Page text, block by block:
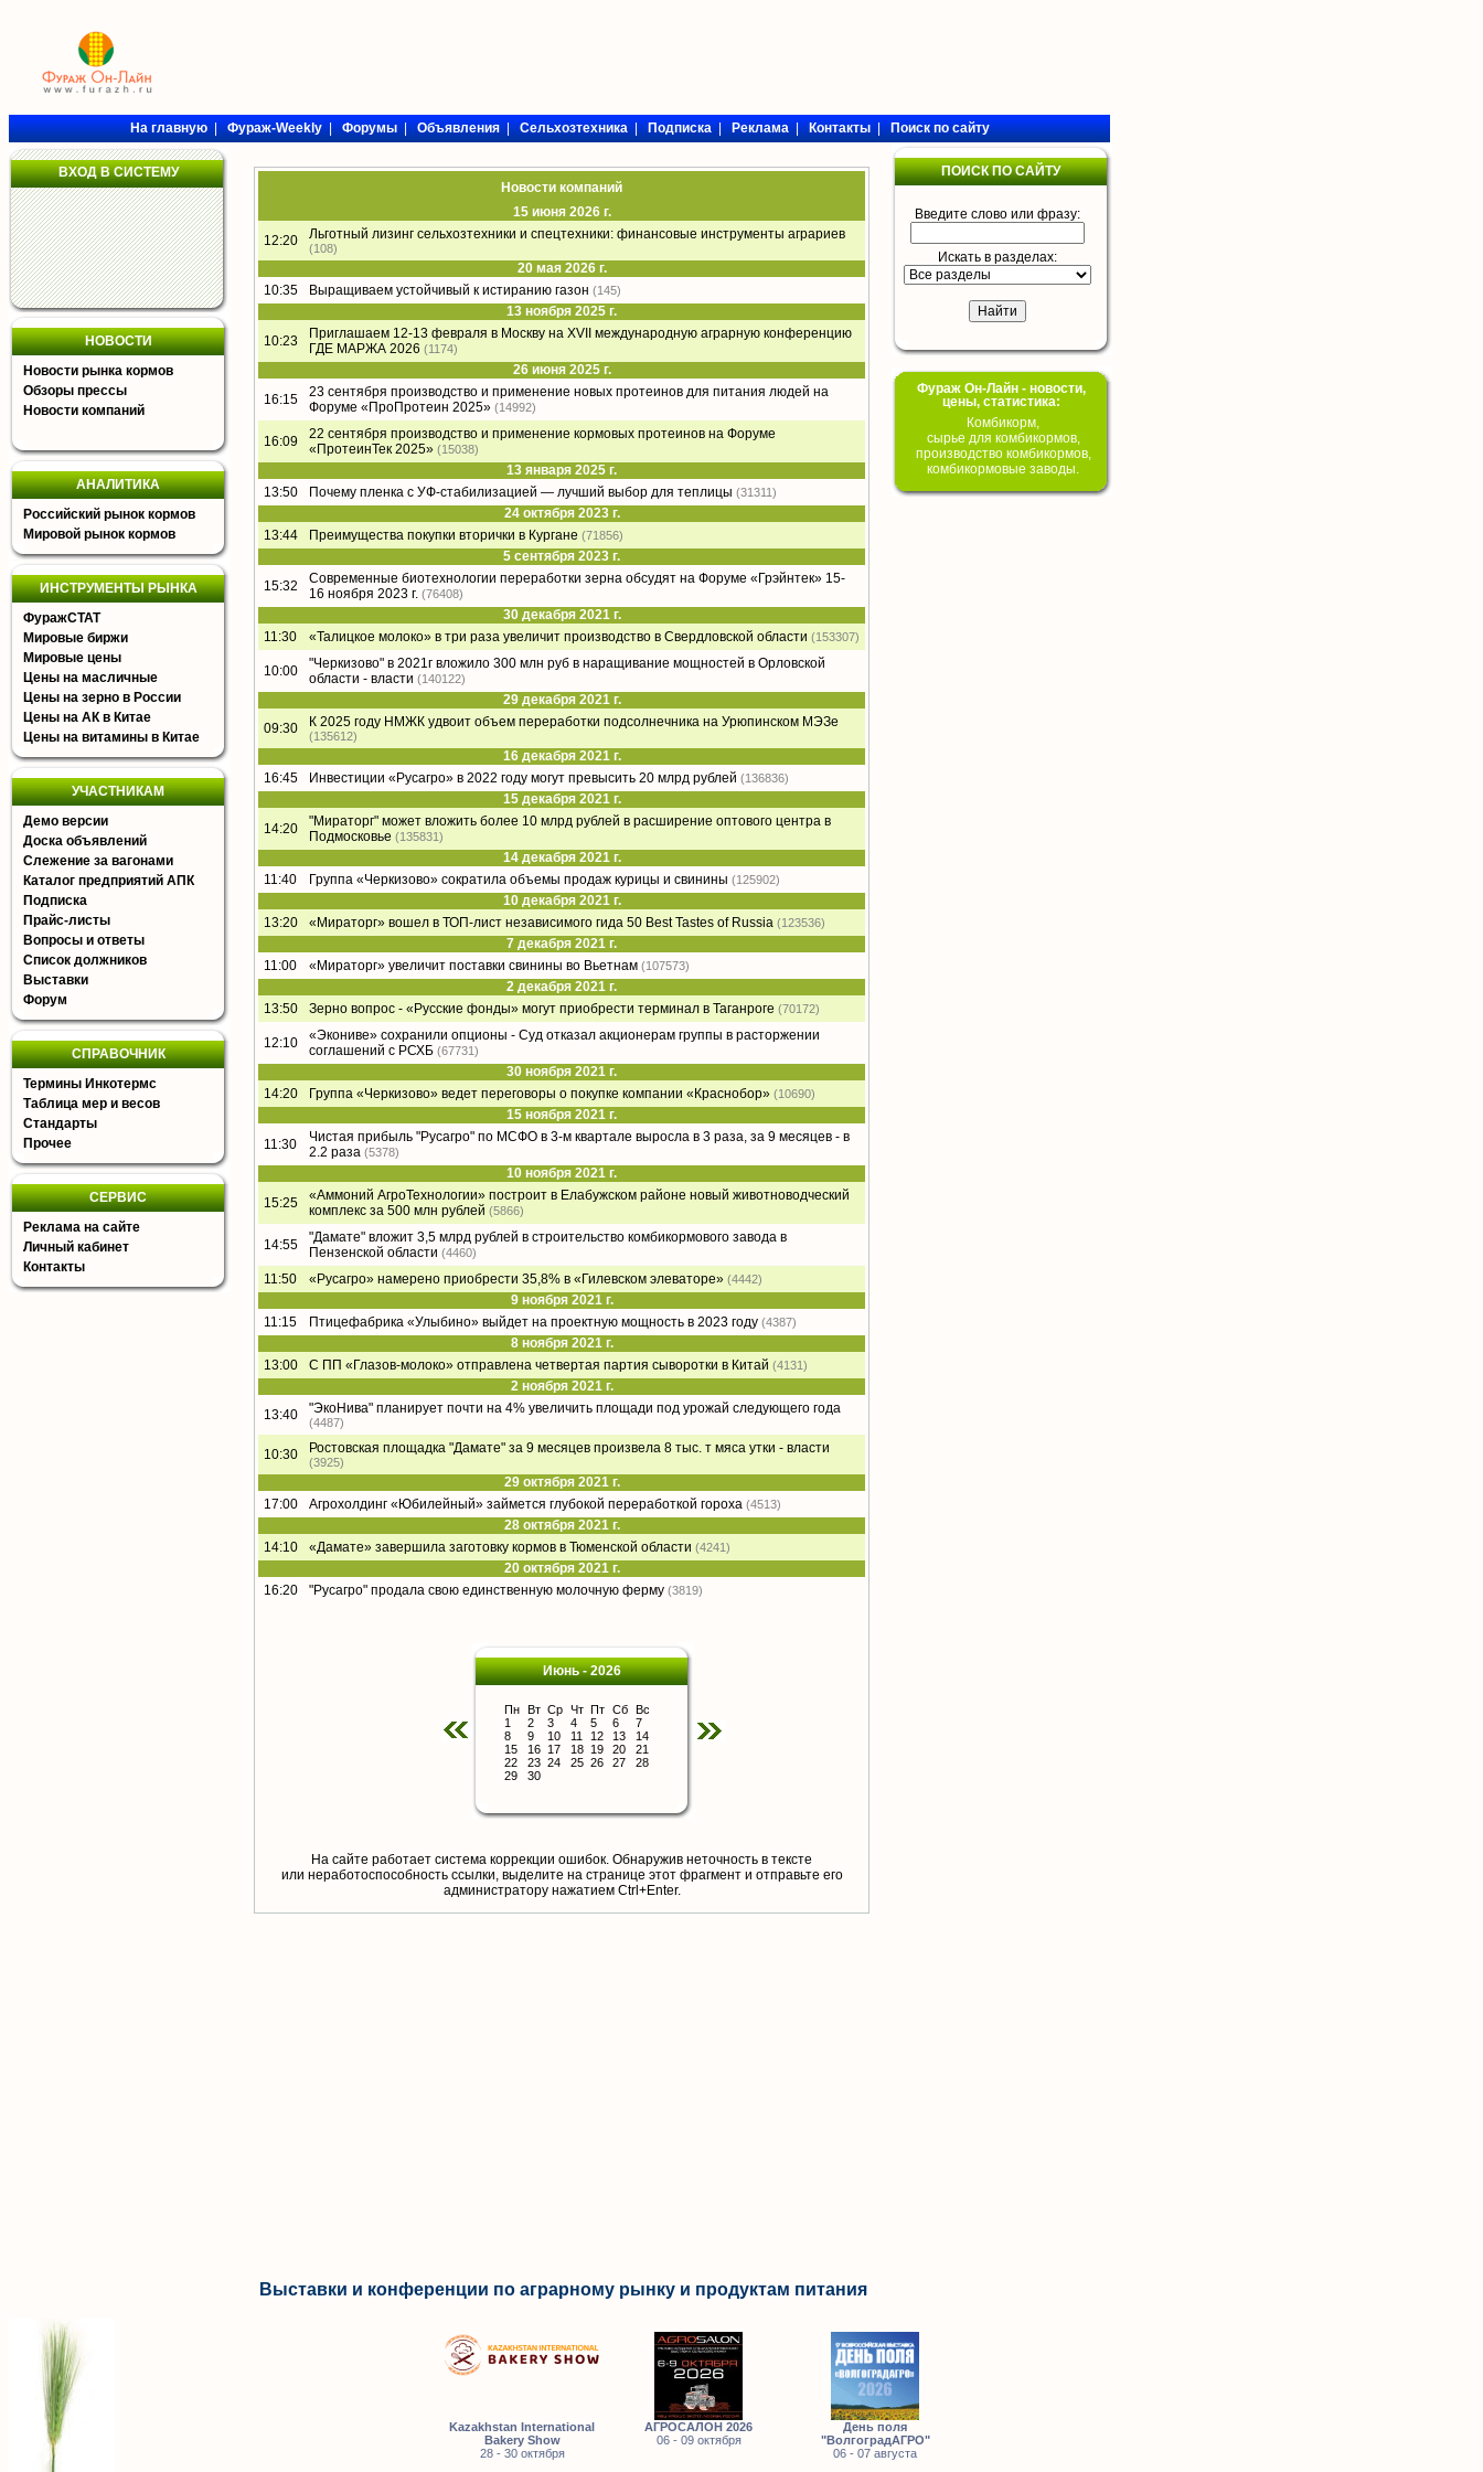
На главную|Фураж-Weekly|Форумы|Объявления|Сельхозтехника|Подписка|Реклама|Контакты|Поиск по сайту
ВХОД В СИСТЕМУ
НОВОСТИ
Новости рынка кормов
Обзоры прессы
Новости компаний
АНАЛИТИКА
Российский рынок кормов
Мировой рынок кормов
ИНСТРУМЕНТЫ РЫНКА
ФуражСТАТ
Мировые биржи
Мировые цены
Цены на масличные
Цены на зерно в России
Цены на АК в Китае
Цены на витамины в Китае
УЧАСТНИКАМ
Демо версии
Доска объявлений
Слежение за вагонами
Каталог предприятий АПК
Подписка
Прайс-листы
Вопросы и ответы
Список должников
Выставки
Форум
СПРАВОЧНИК
Термины Инкотермс
Таблица мер и весов
Стандарты
Прочее
СЕРВИС
Реклама на сайте
Личный кабинет
Контакты
Новости компаний
15 июня 2026 г.
12:20
Льготный лизинг сельхозтехники и спецтехники: финансовые инструменты аграриев
(108)
20 мая 2026 г.
10:35
Выращиваем устойчивый к истиранию газон (145)
13 ноября 2025 г.
10:23
Приглашаем 12-13 февраля в Москву на XVII международную аграрную конференцию
ГДЕ МАРЖА 2026 (1174)
26 июня 2025 г.
16:15
23 сентября производство и применение новых протеинов для питания людей на
Форуме «ПроПротеин 2025» (14992)
16:09
22 сентября производство и применение кормовых протеинов на Форуме
«ПротеинТек 2025» (15038)
13 января 2025 г.
13:50
Почему пленка с УФ-стабилизацией — лучший выбор для теплицы (31311)
24 октября 2023 г.
13:44
Преимущества покупки вторички в Кургане (71856)
5 сентября 2023 г.
15:32
Современные биотехнологии переработки зерна обсудят на Форуме «Грэйнтек» 15-
16 ноября 2023 г. (76408)
30 декабря 2021 г.
11:30
«Талицкое молоко» в три раза увеличит производство в Свердловской области (153307)
10:00
"Черкизово" в 2021г вложило 300 млн руб в наращивание мощностей в Орловской
области - власти (140122)
29 декабря 2021 г.
09:30
К 2025 году НМЖК удвоит объем переработки подсолнечника на Урюпинском МЭЗе
(135612)
16 декабря 2021 г.
16:45
Инвестиции «Русагро» в 2022 году могут превысить 20 млрд рублей (136836)
15 декабря 2021 г.
14:20
"Мираторг" может вложить более 10 млрд рублей в расширение оптового центра в
Подмосковье (135831)
14 декабря 2021 г.
11:40
Группа «Черкизово» сократила объемы продаж курицы и свинины (125902)
10 декабря 2021 г.
13:20
«Мираторг» вошел в ТОП-лист независимого гида 50 Best Tastes of Russia (123536)
7 декабря 2021 г.
11:00
«Мираторг» увеличит поставки свинины во Вьетнам (107573)
2 декабря 2021 г.
13:50
Зерно вопрос - «Русские фонды» могут приобрести терминал в Таганроге (70172)
12:10
«Экониве» сохранили опционы - Суд отказал акционерам группы в расторжении
соглашений с РСХБ (67731)
30 ноября 2021 г.
14:20
Группа «Черкизово» ведет переговоры о покупке компании «Краснобор» (10690)
15 ноября 2021 г.
11:30
Чистая прибыль "Русагро" по МСФО в 3-м квартале выросла в 3 раза, за 9 месяцев - в
2.2 раза (5378)
10 ноября 2021 г.
15:25
«Аммоний АгроТехнологии» построит в Елабужском районе новый животноводческий
комплекс за 500 млн рублей (5866)
14:55
"Дамате" вложит 3,5 млрд рублей в строительство комбикормового завода в
Пензенской области (4460)
11:50 «Русагро» намерено приобрести 35,8% в «Гилевском элеваторе» (4442)
9 ноября 2021 г.
11:15
Птицефабрика «Улыбино» выйдет на проектную мощность в 2023 году (4387)
8 ноября 2021 г.
13:00
С ПП «Глазов-молоко» отправлена четвертая партия сыворотки в Китай (4131)
2 ноября 2021 г.
13:40
"ЭкоНива" планирует почти на 4% увеличить площади под урожай следующего года
(4487)
10:30 Ростовская площадка "Дамате" за 9 месяцев произвела 8 тыс. т мяса утки - власти
(3925)
29 октября 2021 г.
17:00
Агрохолдинг «Юбилейный» займется глубокой переработкой гороха (4513)
28 октября 2021 г.
14:10
«Дамате» завершила заготовку кормов в Тюменской области (4241)
20 октября 2021 г.
16:20
"Русагро" продала свою единственную молочную ферму (3819)
Июнь - 2026
Пн Вт Ср Чт Пт Сб Вс
1
2 3 4 5 6
7
8
9 10 11 12 13
14
15
16 17 18 19 20
21
22
23 24 25 26 27
28
29
30
На сайте работает система коррекции ошибок. Обнаружив неточность в тексте
или неработоспособность ссылки, выделите на странице этот фрагмент и отправьте его
aдминистратору нажатием Ctrl+Enter.
ПОИСК ПО САЙТУ
Введите слово или фразу:
Искать в разделах:
Фураж Он-Лайн - новости,
цены, статистика:
Комбикорм,
сырье для комбикормов,
производство комбикормов,
комбикормовые заводы.
Выставки и конференции по аграрному рынку и продуктам питания
Kazakhstan International
Bakery Show
28 - 30 октября
АГРОСАЛОН 2026
06 - 09 октября
День поля
"ВолгоградАГРО"
06 - 07 августа